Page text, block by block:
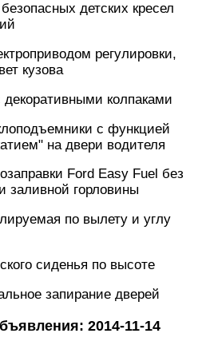
детских кресел
регулировки,
кузова
колпаками
с функцией
на двери водителя
Ford Easy Fuel без
заливной горловины
по вылету и углу
сиденья по высоте
запирание дверей
2014-11-14